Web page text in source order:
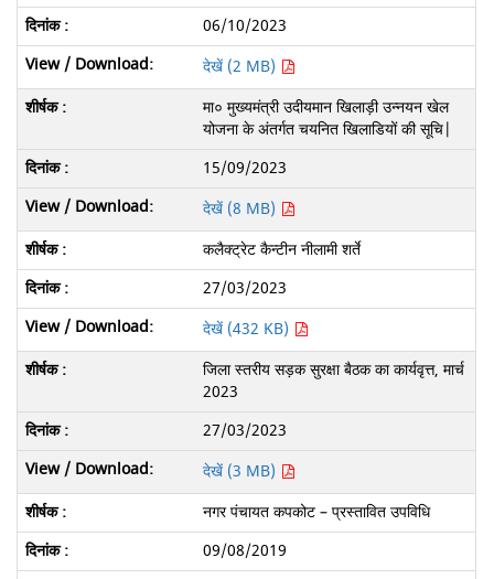
06/10/2023
देखें (2 MB)
मा० मुख्यमंत्री उदीयमान खिलाड़ी उन्नयन खेल
योजना के अंतर्गत चयनित खिलाडियों की सूचि|
15/09/2023
देखें (8 MB)
कलैक्ट्रेट कैन्टीन नीलामी शर्ते
27/03/2023
देखें (432 KB)
जिला स्तरीय सड़क सुरक्षा बैठक का कार्यवृत्त, मार्च
2023
27/03/2023
देखें (3 MB)
नगर पंचायत कपकोट – प्रस्तावित उपविधि
09/08/2019